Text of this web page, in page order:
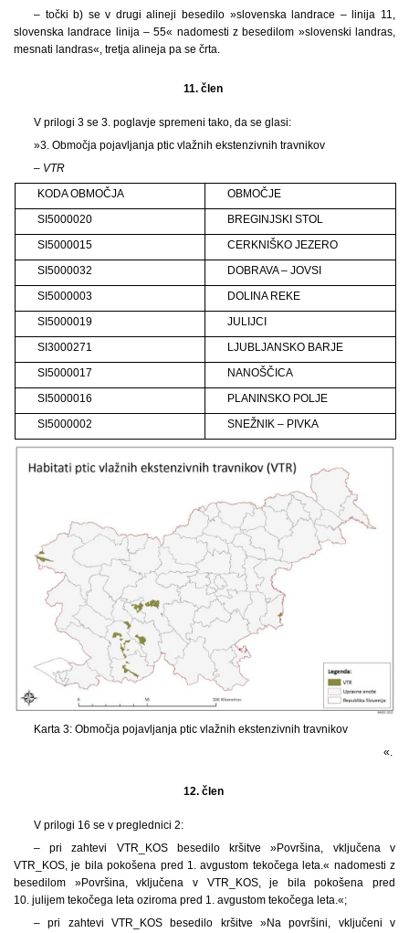
– točki b) se v drugi alineji besedilo »slovenska landrace – linija 11,
slovenska landrace linija – 55« nadomesti z besedilom »slovenski landras,
mesnati landras«, tretja alineja pa se črta.
11. člen
V prilogi 3 se 3. poglavje spremeni tako, da se glasi:
»3. Območja pojavljanja ptic vlažnih ekstenzivnih travnikov
– VTR
KODA OBMOČJA
OBMOČJE
SI5000020
BREGINJSKI STOL
SI5000015
CERKNIŠKO JEZERO
SI5000032
DOBRAVA – JOVSI
SI5000003
DOLINA REKE
SI5000019
JULIJCI
SI3000271
LJUBLJANSKO BARJE
SI5000017
NANOŠČICA
SI5000016
PLANINSKO POLJE
SI5000002
SNEŽNIK – PIVKA
Karta 3: Območja pojavljanja ptic vlažnih ekstenzivnih travnikov
«.
12. člen
V prilogi 16 se v preglednici 2:
– pri zahtevi VTR_KOS besedilo kršitve »Površina, vključena v
VTR_KOS, je bila pokošena pred 1. avgustom tekočega leta.« nadomesti z
besedilom »Površina, vključena v VTR_KOS, je bila pokošena pred
10. julijem tekočega leta oziroma pred 1. avgustom tekočega leta.«;
– pri zahtevi VTR_KOS besedilo kršitve »Na površini, vključeni v